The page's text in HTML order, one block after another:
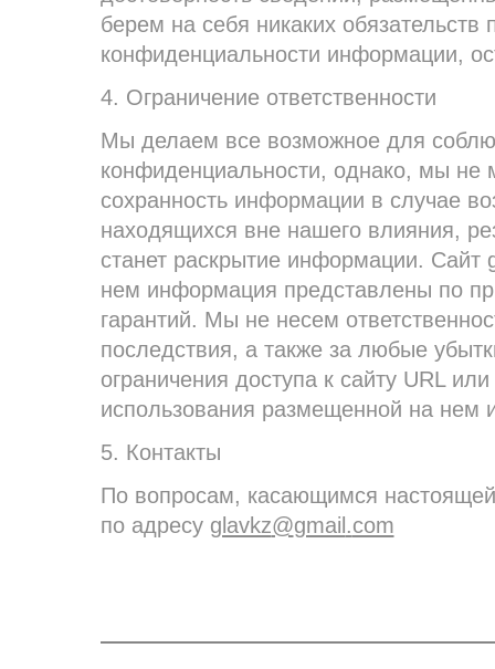
берем на себя никаких обязательств
конфиденциальности информации,
4. Ограничение ответственности
Мы делаем все возможное для
конфиденциальности, однако, мы не
сохранность информации в случае
находящихся вне нашего влияния,
станет раскрытие информации. Сайт
нем информация представлены по
гарантий. Мы не несем
последствия, а также за любые
ограничения доступа к сайту URL
использования размещенной на нем
5. Контакты
По вопросам, касающимся
по адресу glavkz@gmail .com